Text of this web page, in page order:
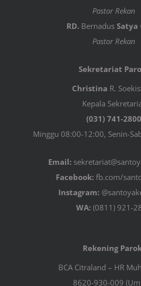
Pastor Rekan
RD.Bernadus Satya
Pastor Rekan
Sekretariat
Christina R.
Kepala
(031) 741-2800
Minggu 08:00-12:00, Senin-
Email:
Facebook:fb.com/
Instagram:
WA:(0811) 921-
Rekening
BCA Citraland – HR
8620-930-009